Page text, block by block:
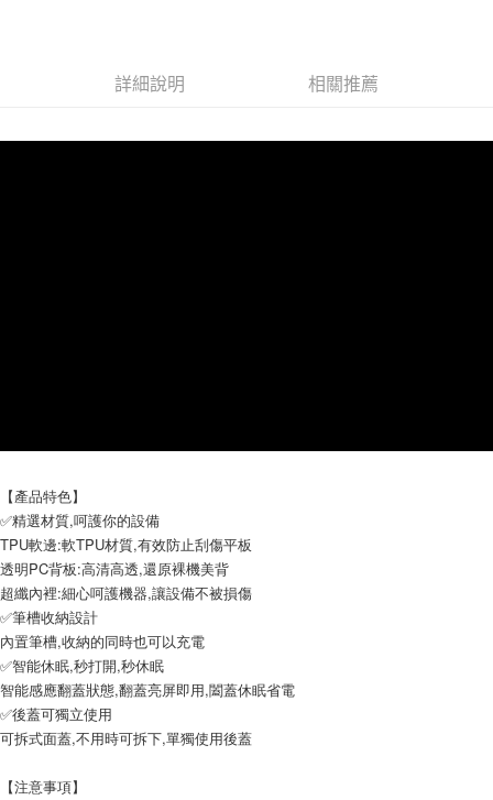
付款後7-11取貨
宅配
詳細說明 相關推薦
【產品特色】
✅精選材質,呵護你的設備
TPU軟邊:軟TPU材質,有效防止刮傷平板
透明PC背板:高清高透,還原裸機美背
超纖內裡:細心呵護機器,讓設備不被損傷
✅筆槽收納設計
內置筆槽,收納的同時也可以充電
✅智能休眠,秒打開,秒休眠
智能感應翻蓋狀態,翻蓋亮屏即用,闔蓋休眠省電
✅後蓋可獨立使用
可拆式面蓋,不用時可拆下,單獨使用後蓋
【注意事項】